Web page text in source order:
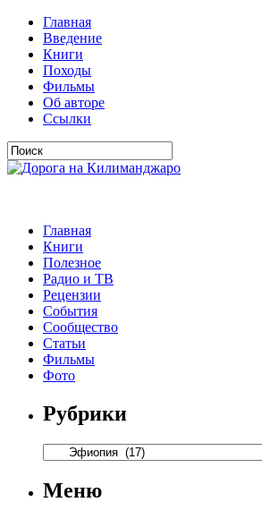
Главная
Введение
Книги
Походы
Фильмы
Об авторе
Ссылки
Главная
Книги
Полезное
Радио и ТВ
Рецензии
События
Сообщество
Статьи
Фильмы
Фото
Рубрики
Меню